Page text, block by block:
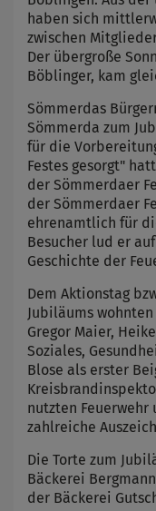
haben sich
zwischen
Der übergroße
Böblinger, kam
Sömmerdas
Sömmerda zum
für die
Festes gesorgt"
der Sömmerdaer
der Sömmerdaer
ehrenamtlich für
Besucher lud er
Geschichte der
Dem Aktionstag
Jubiläums
Gregor Maier,
Soziales,
Blose als erster
nutzten Feuerwehr
zahlreiche
Die Torte zum
Bäckerei
der Bäckerei